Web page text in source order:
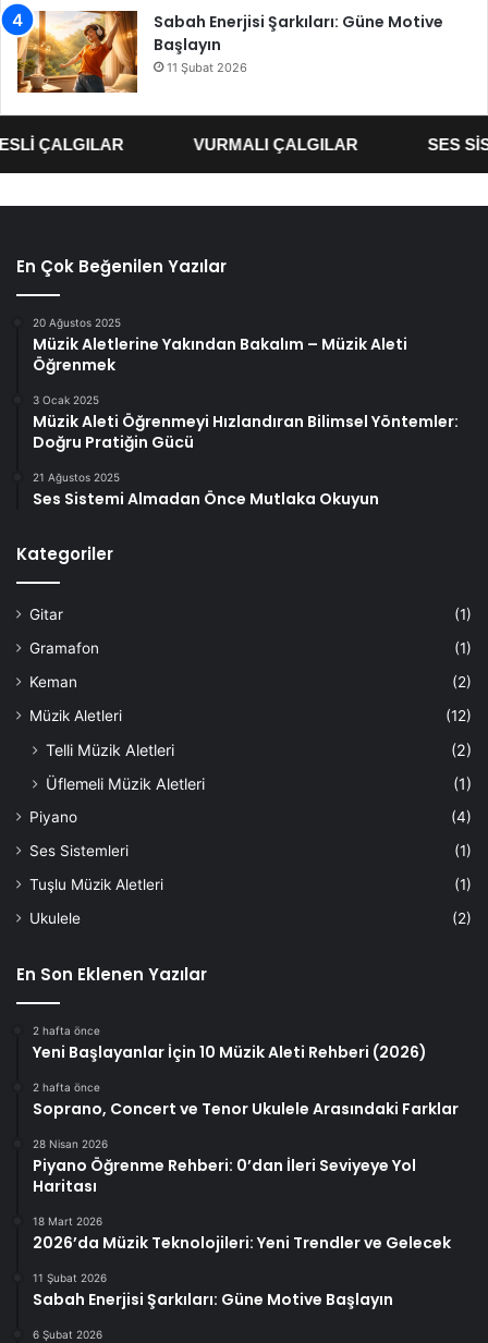
Sabah Enerjisi Şarkıları: Güne Motive
Başlayın
11 Şubat 2026
ÇALGILAR VURMALI ÇALGILAR SES
En Çok Beğenilen Yazılar
20 Ağustos 2025
Müzik Aletlerine Yakından Bakalım – Müzik Aleti
Öğrenmek
3 Ocak 2025
Müzik Aleti Öğrenmeyi Hızlandıran Bilimsel Yöntemler:
Doğru Pratiğin Gücü
21 Ağustos 2025
Ses Sistemi Almadan Önce Mutlaka Okuyun
Kategoriler
Gitar
(1)
Gramafon
(1)
Keman
(2)
Müzik Aletleri
(12)
Telli Müzik Aletleri
(2)
Üflemeli Müzik Aletleri
(1)
Piyano
(4)
Ses Sistemleri
(1)
Tuşlu Müzik Aletleri
(1)
Ukulele
(2)
En Son Eklenen Yazılar
2 hafta önce
Yeni Başlayanlar İçin 10 Müzik Aleti Rehberi (2026)
2 hafta önce
Soprano, Concert ve Tenor Ukulele Arasındaki Farklar
28 Nisan 2026
Piyano Öğrenme Rehberi: 0’dan İleri Seviyeye Yol
Haritası
18 Mart 2026
2026’da Müzik Teknolojileri: Yeni Trendler ve Gelecek
11 Şubat 2026
Sabah Enerjisi Şarkıları: Güne Motive Başlayın
6 Şubat 2026